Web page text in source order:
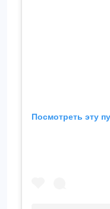
Посмотреть эту